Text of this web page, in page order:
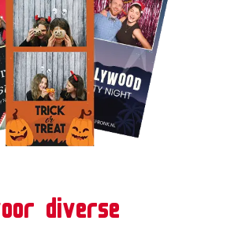
diverse